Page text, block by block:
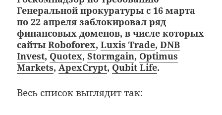
Генеральной прокуратуры с 16 марта
по 22 апреля заблокировал ряд
финансовых доменов, в числе которых
сайтыRoboforex,Luxis Trade,DNB
Invest, Quotex,Stormgain, Optimus
Markets, ApexCrypt, Qubit Life.
Весь список выглядит так: